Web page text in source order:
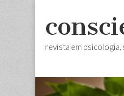
revista em psicologia,